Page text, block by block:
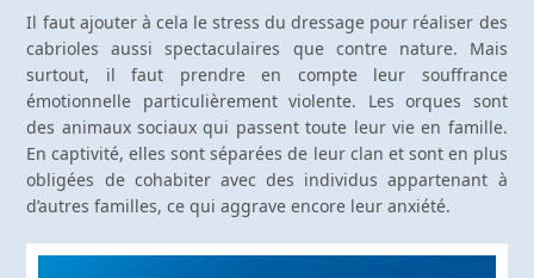
Il faut ajouter à cela le stress du dressage pour réaliser des
cabrioles aussi spectaculaires que contre nature. Mais
surtout, il faut prendre en compte leur souffrance
émotionnelle particulièrement violente. Les orques sont
des animaux sociaux qui passent toute leur vie en famille.
En captivité, elles sont séparées de leur clan et sont en plus
obligées de cohabiter avec des individus appartenant à
d’autres familles, ce qui aggrave encore leur anxiété.